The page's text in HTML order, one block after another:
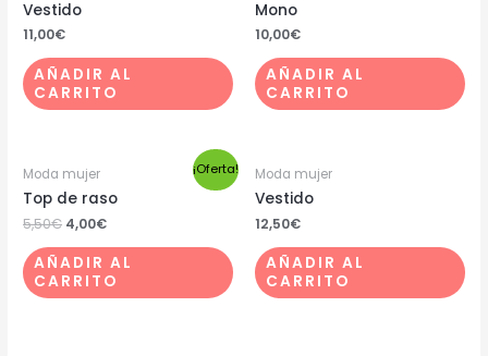
Vestido
11,00€
AÑADIR AL
CARRITO
Mono
10,00€
AÑADIR AL
CARRITO
¡Oferta!
Moda mujer
Top de raso
5,50€ 4,00€
AÑADIR AL
CARRITO
Moda mujer
Vestido
12,50€
AÑADIR AL
CARRITO